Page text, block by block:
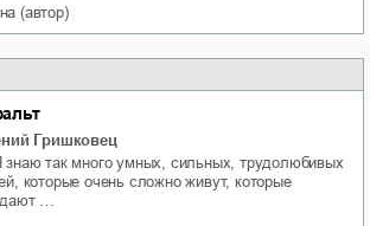
(автор)
Гришковец
так много умных, сильных, трудолюбивых
которые очень сложно живут, которые
…